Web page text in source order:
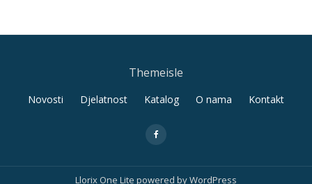
Themeisle
Novosti Djelatnost Katalog O nama Kontakt
fa-
Llorix One Lite powered byWordPress